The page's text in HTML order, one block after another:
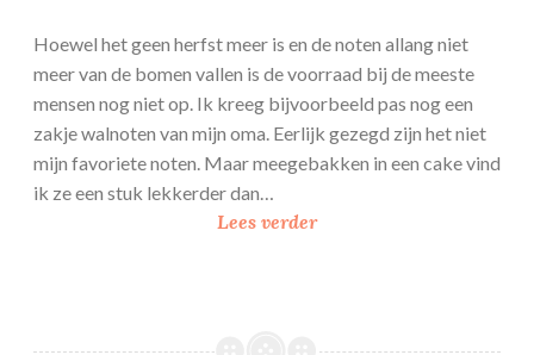
Hoewel het geen herfst meer is en de noten allang niet
meer van de bomen vallen is de voorraad bij de meeste
mensen nog niet op. Ik kreeg bijvoorbeeld pas nog een
zakje walnoten van mijn oma. Eerlijk gezegd zijn het niet
mijn favoriete noten. Maar meegebakken in een cake vind
ik ze een stuk lekkerder dan…
Lees verderA